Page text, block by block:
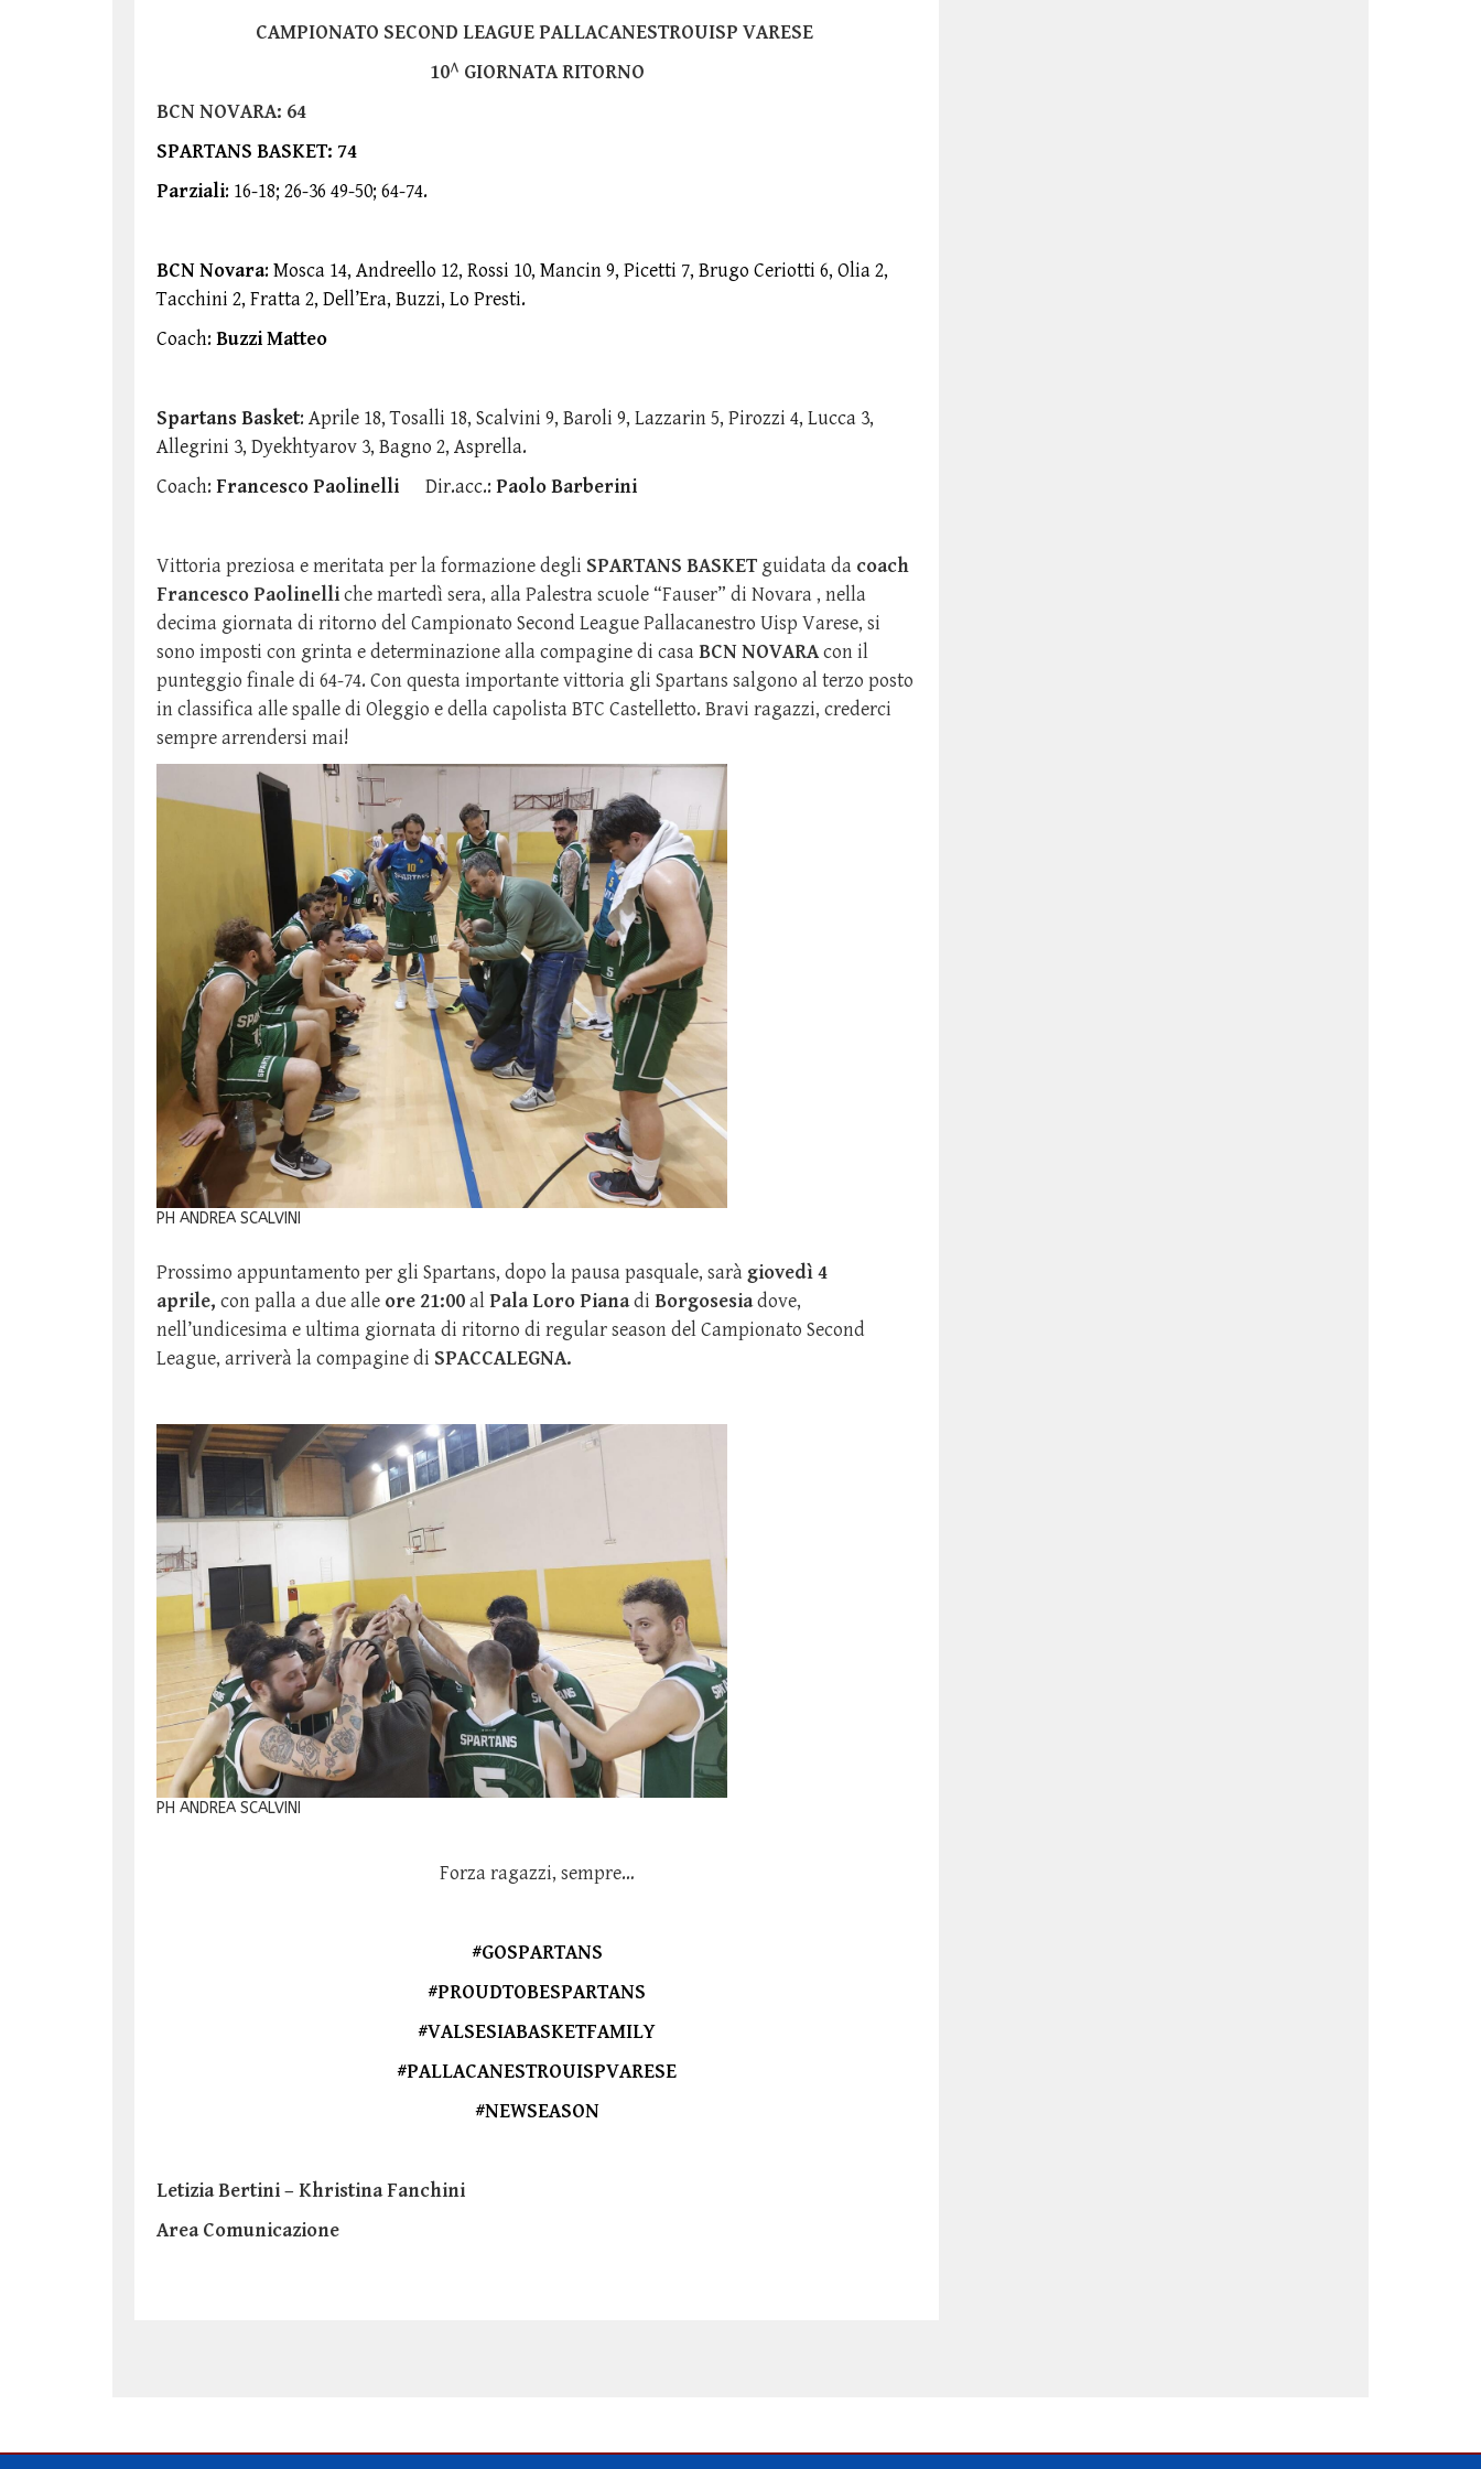
CAMPIONATO SECOND LEAGUE PALLACANESTROUISP VARESE
10^ GIORNATA RITORNO
BCN NOVARA: 64
SPARTANS BASKET: 74
Parziali: 16-18; 26-36 49-50; 64-74.
BCN Novara: Mosca 14, Andreello 12, Rossi 10, Mancin 9, Picetti 7, Brugo Ceriotti 6, Olia 2,
Tacchini 2, Fratta 2, Dell’Era, Buzzi, Lo Presti.
Coach: Buzzi Matteo
Spartans Basket: Aprile 18, Tosalli 18, Scalvini 9, Baroli 9, Lazzarin 5, Pirozzi 4, Lucca 3,
Allegrini 3, Dyekhtyarov 3, Bagno 2, Asprella.
Coach: Francesco Paolinelli Dir.acc.: Paolo Barberini
Vittoria preziosa e meritata per la formazione degli SPARTANS BASKET guidata da coach
Francesco Paolinelliche martedì sera, alla Palestra scuole “Fauser” di Novara , nella
decima giornata di ritorno del Campionato Second League Pallacanestro Uisp Varese, si
sono imposti con grinta e determinazione alla compagine di casaBCN NOVARAcon il
punteggio finale di 64-74. Con questa importante vittoria gli Spartans salgono al terzo posto
in classifica alle spalle di Oleggio e della capolista BTC Castelletto. Bravi ragazzi, crederci
sempre arrendersi mai!
PH ANDREA SCALVINI
Prossimo appuntamento per gli Spartans, dopo la pausa pasquale, sarà giovedì 4
aprile, con palla a duealle ore 21:00alPala Loro Pianadi Borgosesiadove,
nell’undicesima e ultima giornata di ritorno di regular season del Campionato Second
League, arriverà la compagine di SPACCALEGNA.
PH ANDREA SCALVINI
Forza ragazzi, sempre…
#GOSPARTANS
#PROUDTOBESPARTANS
#VALSESIABASKETFAMILY
#PALLACANESTROUISPVARESE
#NEWSEASON
Letizia Bertini – Khristina Fanchini
Area Comunicazione